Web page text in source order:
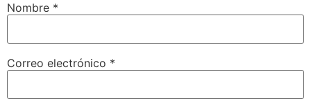
Nombre *
Correo electrónico *